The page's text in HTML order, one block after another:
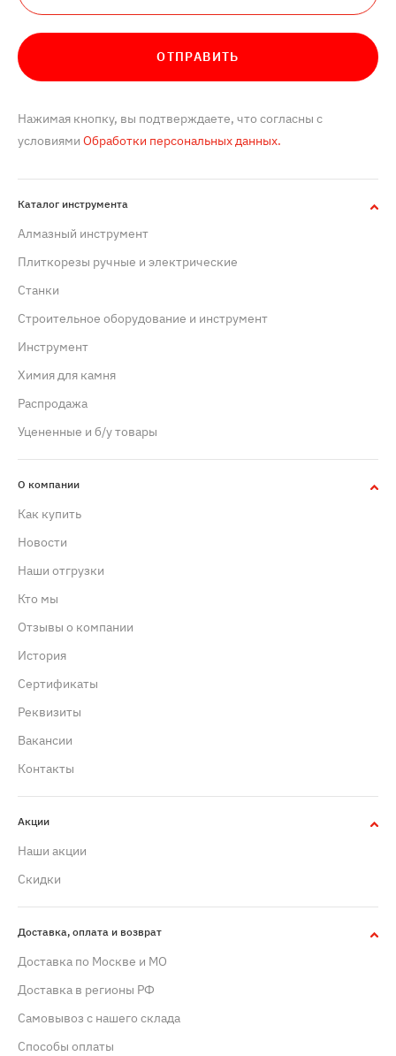
ОТПРАВИТЬ
Нажимая кнопку, вы подтверждаете, что согласны с
условиями Обработки персональных данных.
Каталог инструмента
Алмазный инструмент
Плиткорезы ручные и электрические
Станки
Строительное оборудование и инструмент
Инструмент
Химия для камня
Распродажа
Уцененные и б/у товары
О компании
Как купить
Новости
Наши отгрузки
Кто мы
Отзывы о компании
История
Сертификаты
Реквизиты
Вакансии
Контакты
Акции
Наши акции
Скидки
Доставка, оплата и возврат
Доставка по Москве и МО
Доставка в регионы РФ
Самовывоз с нашего склада
Способы оплаты